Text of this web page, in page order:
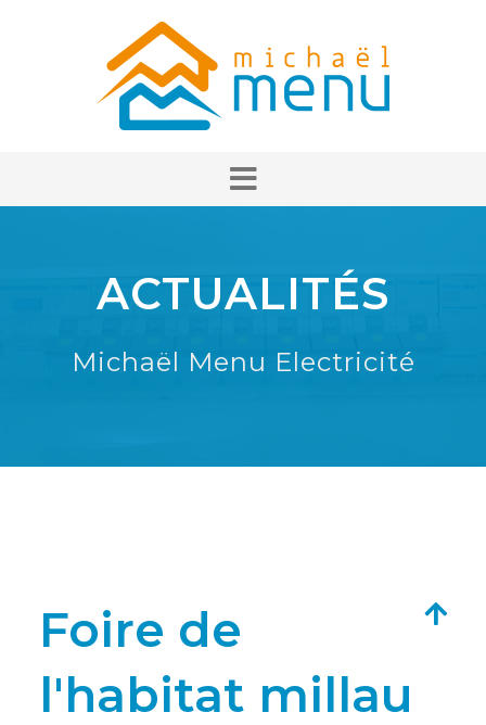
ACTUALITÉS
Michaël Menu Electricité
Foire de
l'habitat millau